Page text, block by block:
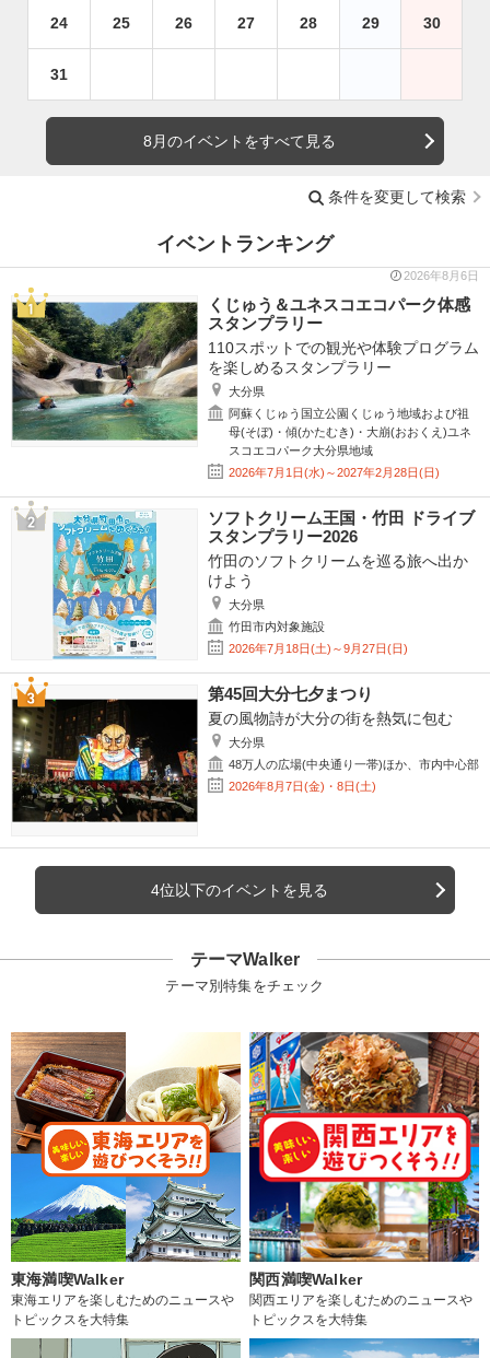
24 25 26 27 28 29 30
31
8月のイベントをすべて見る
条件を変更して検索
イベントランキング
2026年8月6日
くじゅう＆ユネスコエコパーク体感
スタンプラリー
110スポットでの観光や体験プログラム
を楽しめるスタンプラリー
大分県
阿蘇くじゅう国立公園くじゅう地域および祖
母(そぼ)・傾(かたむき)・大崩(おおくえ)ユネ
スコエコパーク大分県地域
2026年7月1日(水)～2027年2月28日(日)
ソフトクリーム王国・竹田 ドライブ
スタンプラリー2026
竹田のソフトクリームを巡る旅へ出か
けよう
大分県
竹田市内対象施設
2026年7月18日(土)～9月27日(日)
第45回大分七夕まつり
夏の風物詩が大分の街を熱気に包む
大分県
48万人の広場(中央通り一帯)ほか、市内中心部
2026年8月7日(金)・8日(土)
4位以下のイベントを見る
テーマWalker
テーマ別特集をチェック
東海満喫Walker
東海エリアを楽しむためのニュースや
トピックスを大特集
関西満喫Walker
関西エリアを楽しむためのニュースや
トピックスを大特集